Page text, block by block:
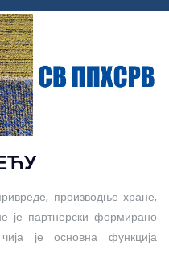
производње хране,
је партнерски формирано
је основна функција